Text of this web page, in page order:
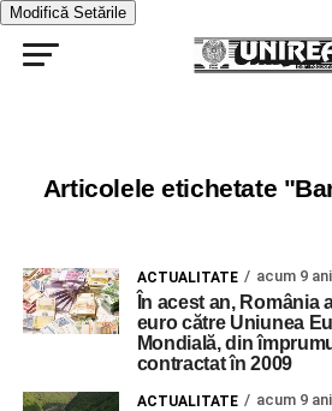
Modifică Setările
Articolele etichetate
ACTUALITATE acum 9 ani
În acest an, România
euro către Uniunea
Mondială, din
contractat în 2009
ACTUALITATE acum 9 ani